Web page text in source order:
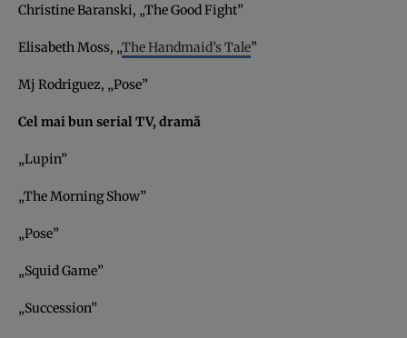
Christine Baranski, „The Good Fight”
Elisabeth Moss, „The Handmaid’s Tale”
Mj Rodriguez, „Pose”
Cel mai bun serial TV, dramă
„Lupin”
„The Morning Show”
„Pose”
„Squid Game”
„Succession”